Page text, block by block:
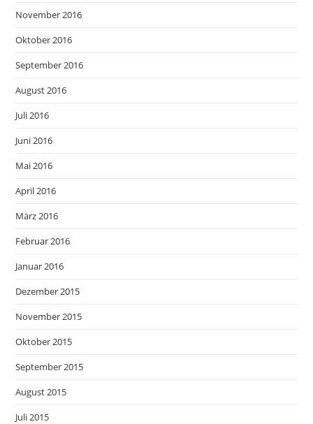
November 2016
Oktober 2016
September 2016
August 2016
Juli 2016
Juni 2016
Mai 2016
April 2016
März 2016
Februar 2016
Januar 2016
Dezember 2015
November 2015
Oktober 2015
September 2015
August 2015
Juli 2015